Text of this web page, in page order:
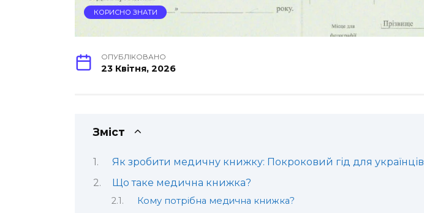
КОРИСНО ЗНАТИ
ОПУБЛІКОВАНО
23 Квітня, 2026
Зміст
Як зробити медичну книжку: Покроковий гід для українців
Що таке медична книжка?
Кому потрібна медична книжка?